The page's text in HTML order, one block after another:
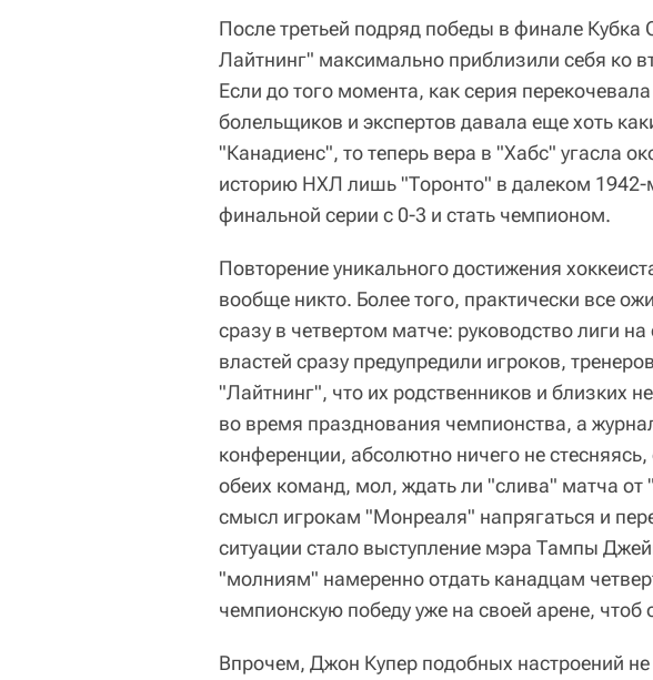
После третьей подряд победы в финале
Лайтнинг" максимально приблизили себя ко
Если до того момента, как серия
болельщиков и экспертов давала еще хоть
"Канадиенс", то теперь вера в "Хабс" угасла
историю НХЛ лишь "Торонто" в далеком 1942-
финальной серии с 0-3 и стать чемпионом.
Повторение уникального достижения
вообще никто. Более того, практически все
сразу в четвертом матче: руководство лиги
властей сразу предупредили игроков,
"Лайтнинг", что их родственников и близких
во время празднования чемпионства, а
конференции, абсолютно ничего не
обеих команд, мол, ждать ли "слива" матча от
смысл игрокам "Монреаля" напрягаться и
ситуации стало выступление мэра Тампы
"молниям" намеренно отдать канадцам
чемпионскую победу уже на своей арене, чтоб
Впрочем, Джон Купер подобных настроений